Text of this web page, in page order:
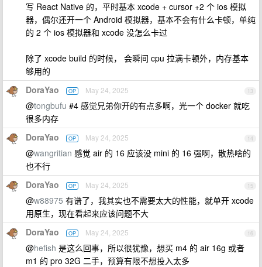
写 React Native 的，平时基本 xcode + cursor +2 个 ios 模拟
器，偶尔还开一个 Android 模拟器，基本不会有什么卡顿，单纯
的 2 个 ios 模拟器和 xcode 没怎么卡过
除了 xcode build 的时候， 会瞬间 cpu 拉满卡顿外，内存基本
够用的
13
DoraYao OP May 24, 2025
@tongbufu #4 感觉兄弟你开的有点多啊，光一个 docker 就吃
很多内存
14
DoraYao OP May 24, 2025
@wangritian 感觉 air 的 16 应该没 mini 的 16 强啊，散热啥的
也不行
15
DoraYao OP May 24, 2025
@w88975 有谱了，我其实也不需要太大的性能，就单开 xcode
用原生，现在看起来应该问题不大
16
DoraYao OP May 24, 2025
@hefish 是这么回事，所以很犹豫，想买 m4 的 air 16g 或者
m1 的 pro 32G 二手，预算有限不想投入太多